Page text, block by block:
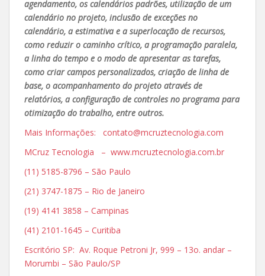
agendamento, os calendários padrões, utilização de um
calendário no projeto, inclusão de exceções no
calendário, a estimativa e a superlocação de recursos,
como reduzir o caminho crítico, a programação paralela,
a linha do tempo e o modo de apresentar as tarefas,
como criar campos personalizados, criação de linha de
base, o acompanhamento do projeto através de
relatórios, a configuração de controles no programa para
otimização do trabalho, entre outros.
Mais Informações: contato@mcruztecnologia.com
MCruz Tecnologia – www.mcruztecnologia.com.br
(11) 5185-8796 – São Paulo
(21) 3747-1875 – Rio de Janeiro
(19) 4141 3858 – Campinas
(41) 2101-1645 – Curitiba
Escritório SP: Av. Roque Petroni Jr, 999 – 13o. andar –
Morumbi – São Paulo/SP